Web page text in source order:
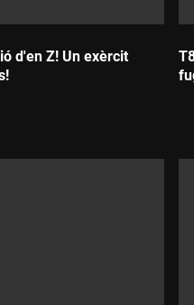
d'en Z! Un exèrcit